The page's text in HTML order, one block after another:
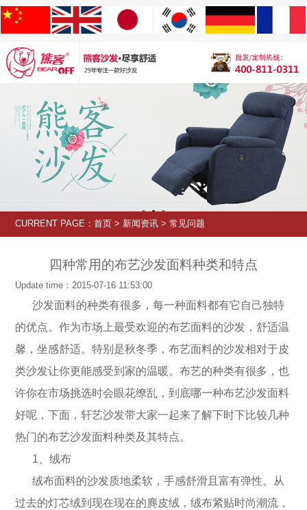
CURRENT PAGE：首页 > 新闻资讯 >常见问题
四种常用的布艺沙发面料种类和特点
Update time：2015-07-16 11:53:00
沙发面料的种类有很多，每一种面料都有它自己独特
的优点。作为市场上最受欢迎的布艺面料的沙发，舒适温
馨，坐感舒适。特别是秋冬季，布艺面料的沙发相对于皮
类沙发让你更能感受到家的温暖。布艺的种类有很多，也
许你在市场挑选时会眼花缭乱，到底哪一种布艺沙发面料
好呢，下面，轩艺沙发带大家一起来了解下时下比较几种
热门的布艺沙发面料种类及其特点。
1、绒布
绒布面料的沙发质地柔软，手感舒滑且富有弹性。从
过去的灯芯绒到现在现在的麂皮绒，绒布紧贴时尚潮流，